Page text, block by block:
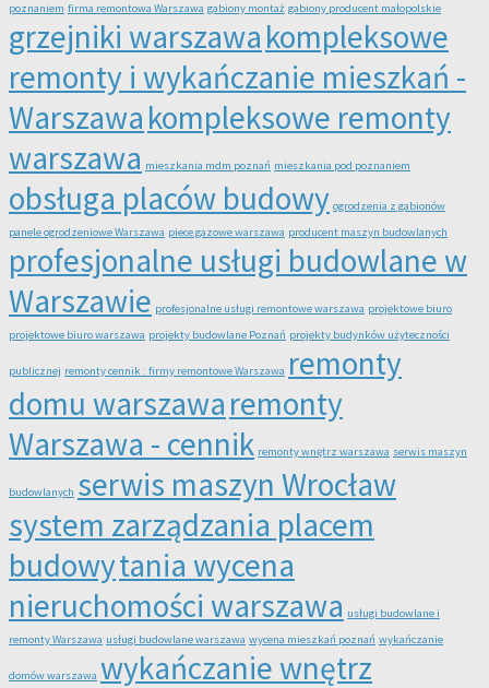
poznaniem firma remontowa Warszawa gabiony montaż gabiony producent małopolskie
grzejniki warszawakompleksowe
remonty i wykańczanie mieszkań -
Warszawakompleksowe remonty
warszawa mieszkania mdm poznań mieszkania pod poznaniem
obsługa placów budowy ogrodzenia z gabionów
panele ogrodzeniowe Warszawa piece gazowe warszawa producent maszyn budowlanych
profesjonalne usługi budowlane w
Warszawie profesjonalne usługi remontowe warszawa projektowe biuro
projektowe biuro warszawa projekty budowlane Poznań projekty budynków użyteczności
publicznej remonty cennik : firmy remontowe Warszawa remonty
domu warszawaremonty
Warszawa - cennik remonty wnętrz warszawa serwis maszyn
budowlanych serwis maszyn Wrocław
system zarządzania placem
budowytania wycena
nieruchomości warszawa usługi budowlane i
remonty Warszawa usługi budowlane warszawa wycena mieszkań poznań wykańczanie
domów warszawa wykańczanie wnętrz